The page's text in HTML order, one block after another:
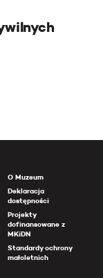
O Muzeum
Deklaracja
dostępności
Projekty
dofinansowane z
MKiDN
Standardy ochrony
małoletnich